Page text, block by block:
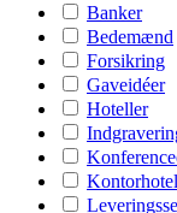
Banker
Bedemænd
Forsikring
Gaveidéer
Hoteller
Kontorhotel